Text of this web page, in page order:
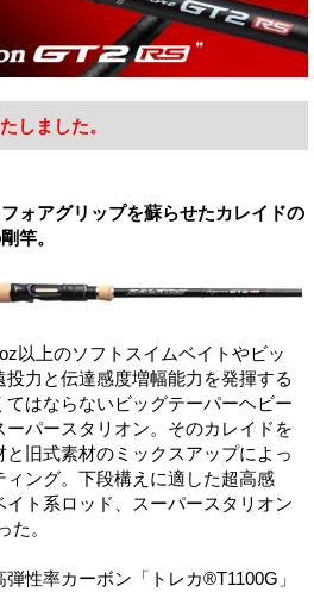
しました。
ォアグリップを蘇らせたカレイドの
竿。
以上のソフトスイムベイトやビッ
力と伝達感度増幅能力を発揮する
はならないビッグテーパーヘビー
パースタリオン。そのカレイドを
旧式素材のミックスアップによっ
ング。下段構えに適した超高感
イト系ロッド、スーパースタリオン
た。
性率カーボン「トレカ®T1100G」